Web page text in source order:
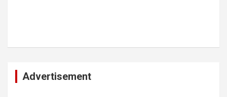
Advertisement